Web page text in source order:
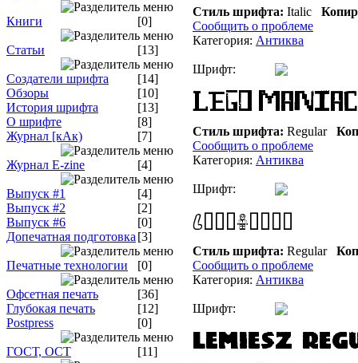
Книги [0]
Статьи [13]
Создатели шрифта
[14]
Обзоры
[10]
История шрифта
[13]
О шрифте
[8]
Журнал [кАк)
[7]
Журнал E-zine [4]
Выпуск #1
[4]
Выпуск #2
[2]
Выпуск #6
[0]
Допечатная подготовка [3]
Печатные технологии [0]
Офсетная печать
[36]
Глубокая печать
[12]
Postpress
[0]
ГОСТ, ОСТ [11]
Стиль шрифта: Italic
Сообщить о проблеме
Категория: Антиква
Шрифт:
Стиль шрифта: Regular
Сообщить о проблеме
Категория: Антиква
Шрифт:
Стиль шрифта: Regular
Сообщить о проблеме
Категория: Антиква
Шрифт: